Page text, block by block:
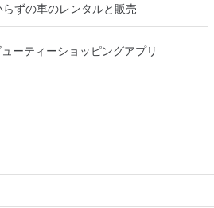
ずの車のレンタルと販売
ーティーショッピングアプリ